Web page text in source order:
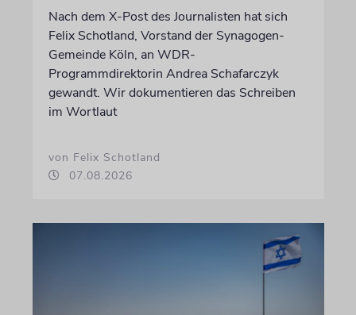
Nach dem X-Post des Journalisten hat sich
Felix Schotland, Vorstand der Synagogen-
Gemeinde Köln, an WDR-
Programmdirektorin Andrea Schafarczyk
gewandt. Wir dokumentieren das Schreiben
im Wortlaut
von Felix Schotland
07.08.2026